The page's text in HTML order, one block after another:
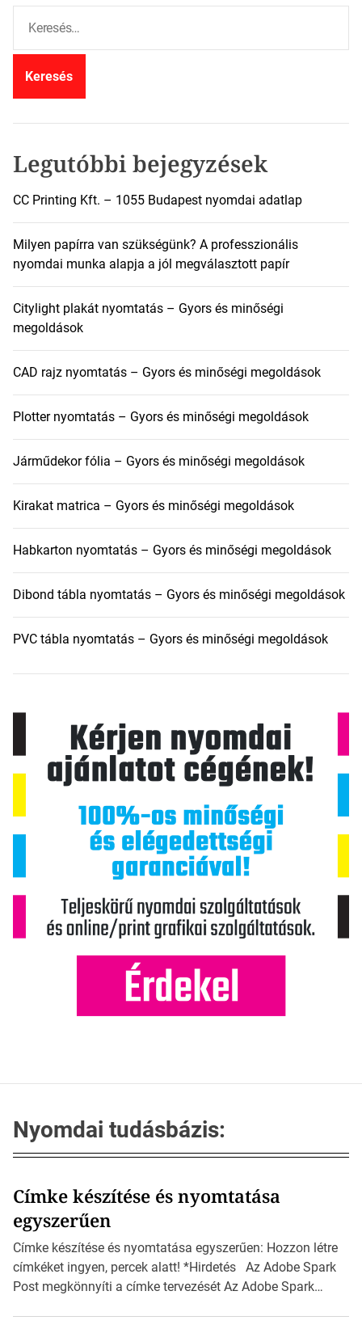
r
Legutóbbi bejegyzések
CC Printing Kft. – 1055 Budapest nyomdai adatlap
Milyen papírra van szükségünk? A professzionális
nyomdai munka alapja a jól megválasztott papír
Citylight plakát nyomtatás – Gyors és minőségi
megoldások
CAD rajz nyomtatás – Gyors és minőségi megoldások
Plotter nyomtatás – Gyors és minőségi megoldások
Járműdekor fólia – Gyors és minőségi megoldások
Kirakat matrica – Gyors és minőségi megoldások
Habkarton nyomtatás – Gyors és minőségi megoldások
Dibond tábla nyomtatás – Gyors és minőségi megoldások
PVC tábla nyomtatás – Gyors és minőségi megoldások
Nyomdai tudásbázis:
Címke készítése és nyomtatása
egyszerűen
Címke készítése és nyomtatása egyszerűen: Hozzon létre
címkéket ingyen, percek alatt! *Hirdetés Az Adobe Spark
Post megkönnyíti a címke tervezését Az Adobe Spark